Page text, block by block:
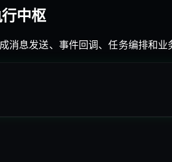
中枢
息发送、事件回调、任务编排和业